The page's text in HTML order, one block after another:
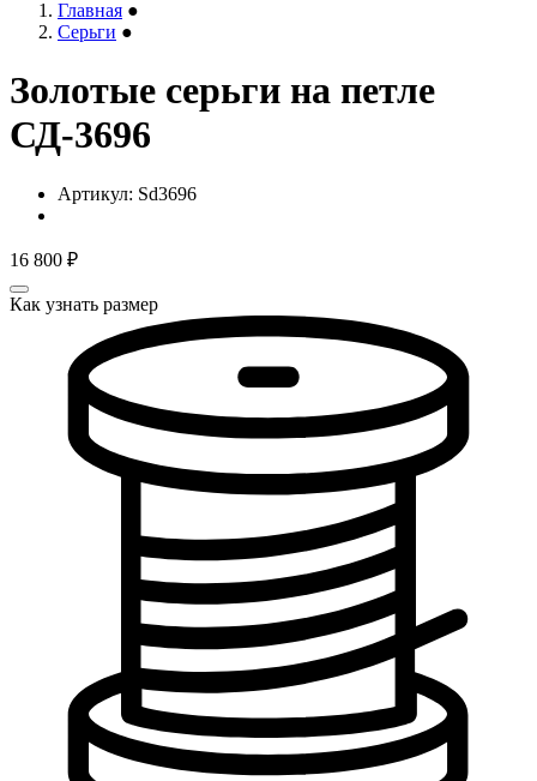
Главная ●
Серьги ●
Золотые серьги на петле
СД-3696
Артикул: Sd3696
16 800 ₽
Как узнать размер